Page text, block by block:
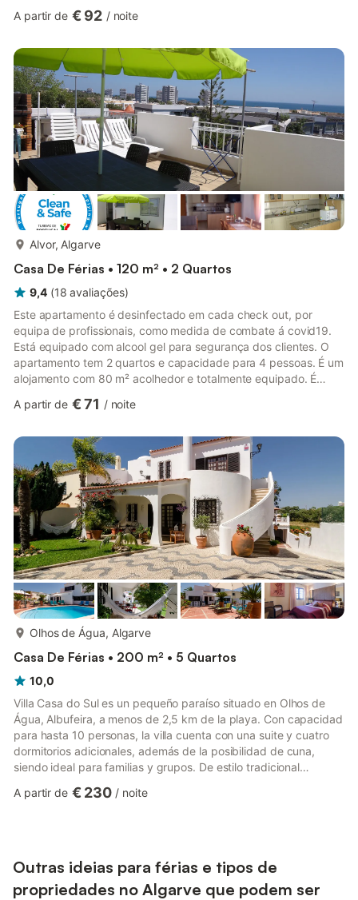
Banheira de assento/WC, WC separado. Móveis de varanda.
roupa, ferro de passar roupa, cadeirão para crianças, cama
para crianças até 2 anos, secador de cabelo. Internet (Sem fio/
Wireless...
A partir de € 92 / noite
Alvor, Algarve
Casa De Férias • 120 m² • 2 Quartos
9,4 (18 avaliações)
Este apartamento é desinfectado em cada check out, por
equipa de profissionais, como medida de combate á covid19.
Está equipado com alcool gel para segurança dos clientes. O
apartamento tem 2 quartos e capacidade para 4 pessoas. É um
alojamento com 80 m² acolhedor e totalmente equipado. É
andar, temos a cozinha totalmente equipada com forno,
No mesmo espaço temos a sala de jantar e estar com uma TV,
leitor de DVD e receptor de satélite. Neste piso também temos
um quart...
A partir de € 71 / noite
Olhos de Água, Algarve
Casa De Férias • 200 m² • 5 Quartos
10,0
Villa Casa do Sul es un pequeño paraíso situado en Olhos de
Água, Albufeira, a menos de 2,5 km de la playa. Con capacidad
para hasta 10 personas, la villa cuenta con una suite y cuatro
dormitorios adicionales, además de la posibilidad de cuna,
siendo ideal para familias y grupos. De estilo tradicional
protección, un amplio jardín con hamaca, aparcamiento privado
A partir de € 230 / noite
Outras ideias para férias e tipos de
propriedades no Algarve que podem ser